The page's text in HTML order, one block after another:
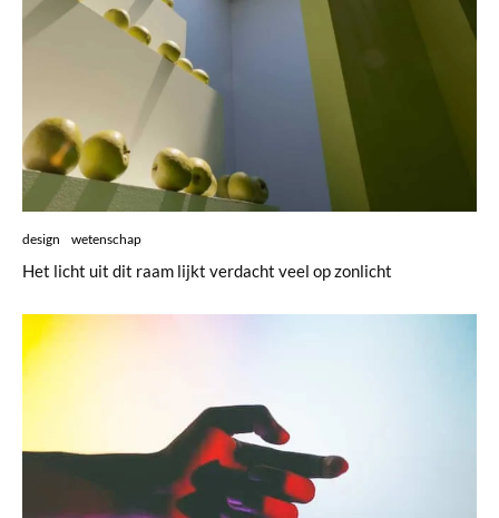
design wetenschap
Het licht uit dit raam lijkt verdacht veel op zonlicht